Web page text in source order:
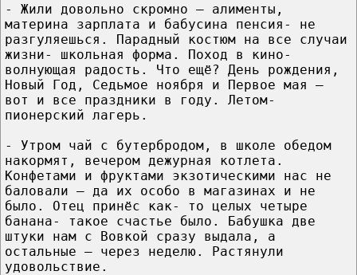
- Жили довольно скромно – алименты,
материна зарплата и бабусина пенсия- не
разгуляешься. Парадный костюм на все случаи
жизни- школьная форма. Поход в кино-
волнующая радость. Что ещё? День рождения,
Новый Год, Седьмое ноября и Первое мая –
вот и все праздники в году. Летом-
пионерский лагерь.
- Утром чай с бутербродом, в школе обедом
накормят, вечером дежурная котлета.
Конфетами и фруктами экзотическими нас не
баловали – да их особо в магазинах и не
было. Отец принёс как- то целых четыре
банана- такое счастье было. Бабушка две
штуки нам с Вовкой сразу выдала, а
остальные – через неделю. Растянули
удовольствие.